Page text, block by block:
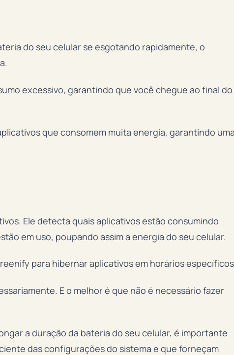
do seu celular se esgotando rapidamente, o
excessivo, garantindo que você chegue ao final do
que consomem muita energia, garantindo
Ele detecta quais aplicativos estão consumindo
em uso, poupando assim a energia do seu celular.
para hibernar aplicativos em horários
E o melhor é que não é necessário fazer
a duração da bateria do seu celular, é importante
das configurações do sistema e que forneçam